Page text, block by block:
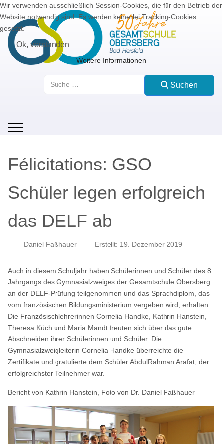
Suchen
Mobile Menu Toggle
Félicitations: GSO
Schüler legen erfolgreich
das DELF ab
Daniel Faßhauer Erstellt: 19. Dezember 2019
Auch in diesem Schuljahr haben Schülerinnen und Schüler des 8.
Jahrgangs des Gymnasialzweiges der Gesamtschule Obersberg
an der DELF-Prüfung teilgenommen und das Sprachdiplom, das
vom französischen Bildungsministerium vergeben wird, erhalten.
Die Französischlehrerinnen Cornelia Handke, Kathrin Hanstein,
Theresa Küch und Maria Mandt freuten sich über das gute
Abschneiden ihrer Schülerinnen und Schüler. Die
Gymnasialzweigleiterin Cornelia Handke überreichte die
Zertifikate und gratulierte dem Schüler AbdulRahman Arafat, der
erfolgreichster Teilnehmer war.
Bericht von Kathrin Hanstein, Foto von Dr. Daniel Faßhauer
Wir verwenden ausschließlich Session-Cookies, die für den Betrieb der
Website notwendig sind. Es werden keinerlei Tracking-Cookies
gesetzt.
Ok, verstanden
Weitere Informationen